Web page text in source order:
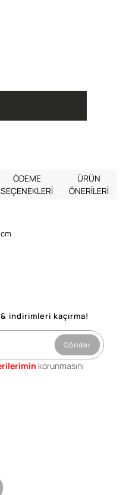
ÖDEME
SEÇENEKLERI
ÜRÜN
ÖNERILERI
indirimleri kaçırma!
Gönder
korunmasını